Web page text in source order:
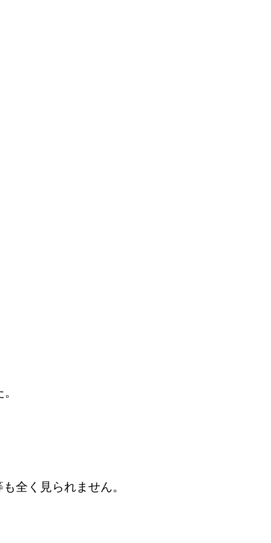
全く見られません。